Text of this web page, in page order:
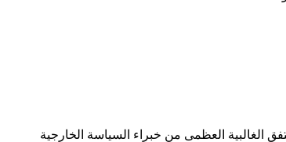
الغالبية العظمى من خبراء السياسة الخارجية